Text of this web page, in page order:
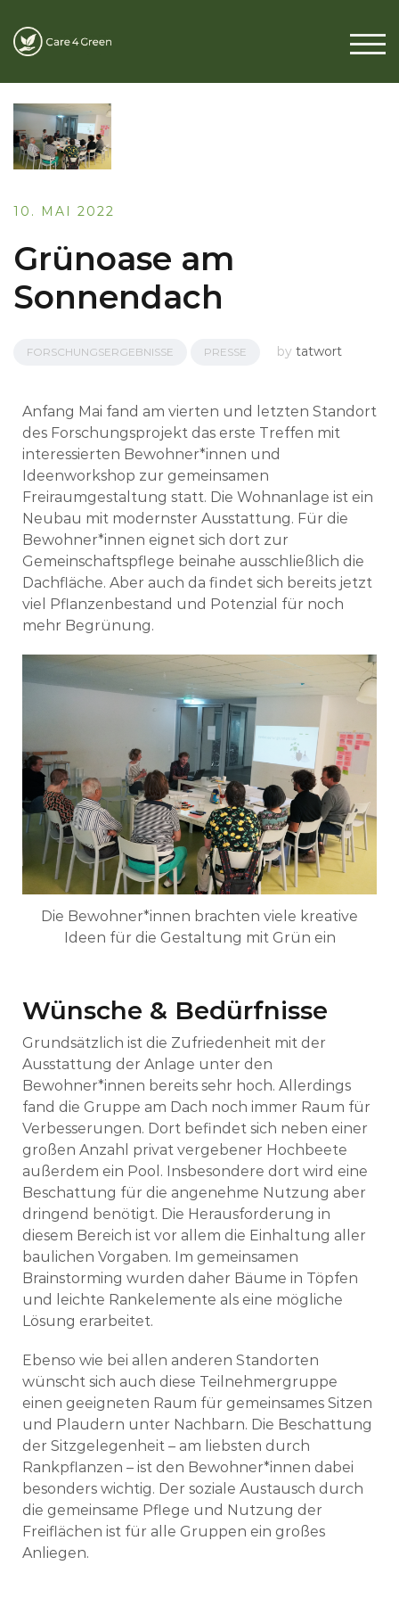
10. MAI 2022
Grünoase am
Sonnendach
FORSCHUNGSERGEBNISSE PRESSE by tatwort
Anfang Mai fand am vierten und letzten Standort
des Forschungsprojekt das erste Treffen mit
interessierten Bewohner*innen und
Ideenworkshop zur gemeinsamen
Freiraumgestaltung statt. Die Wohnanlage ist ein
Neubau mit modernster Ausstattung. Für die
Bewohner*innen eignet sich dort zur
Gemeinschaftspflege beinahe ausschließlich die
Dachfläche. Aber auch da findet sich bereits jetzt
viel Pflanzenbestand und Potenzial für noch
mehr Begrünung.
Die Bewohner*innen brachten viele kreative
Ideen für die Gestaltung mit Grün ein
Wünsche & Bedürfnisse
Grundsätzlich ist die Zufriedenheit mit der
Ausstattung der Anlage unter den
Bewohner*innen bereits sehr hoch. Allerdings
fand die Gruppe am Dach noch immer Raum für
Verbesserungen. Dort befindet sich neben einer
großen Anzahl privat vergebener Hochbeete
außerdem ein Pool. Insbesondere dort wird eine
Beschattung für die angenehme Nutzung aber
dringend benötigt. Die Herausforderung in
diesem Bereich ist vor allem die Einhaltung aller
baulichen Vorgaben. Im gemeinsamen
Brainstorming wurden daher Bäume in Töpfen
und leichte Rankelemente als eine mögliche
Lösung erarbeitet.
Ebenso wie bei allen anderen Standorten
wünscht sich auch diese Teilnehmergruppe
einen geeigneten Raum für gemeinsames Sitzen
und Plaudern unter Nachbarn. Die Beschattung
der Sitzgelegenheit – am liebsten durch
Rankpflanzen – ist den Bewohner*innen dabei
besonders wichtig. Der soziale Austausch durch
die gemeinsame Pflege und Nutzung der
Freiflächen ist für alle Gruppen ein großes
Anliegen.